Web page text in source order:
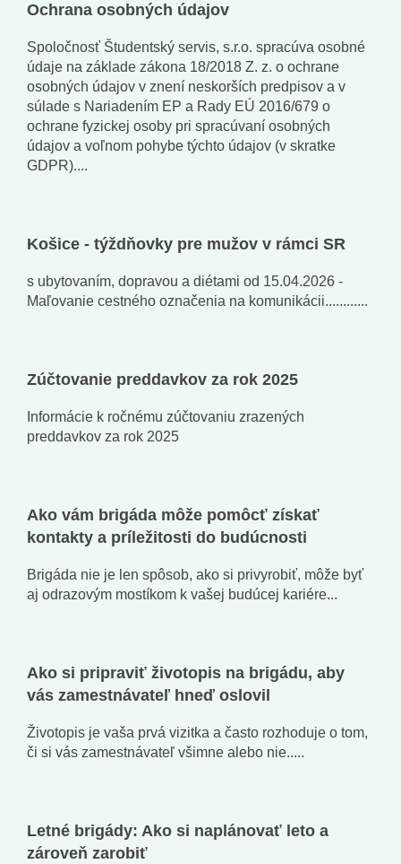
Ochrana osobných údajov
Spoločnosť Študentský servis, s.r.o. spracúva osobné
údaje na základe zákona 18/2018 Z. z. o ochrane
osobných údajov v znení neskorších predpisov a v
súlade s Nariadením EP a Rady EÚ 2016/679 o
ochrane fyzickej osoby pri spracúvaní osobných
údajov a voľnom pohybe týchto údajov (v skratke
GDPR)....
Košice - týždňovky pre mužov v rámci SR
s ubytovaním, dopravou a diétami od 15.04.2026 -
Maľovanie cestného označenia na komunikácii............
Zúčtovanie preddavkov za rok 2025
Informácie k ročnému zúčtovaniu zrazených
preddavkov za rok 2025
Ako vám brigáda môže pomôcť získať
kontakty a príležitosti do budúcnosti
Brigáda nie je len spôsob, ako si privyrobiť, môže byť
aj odrazovým mostíkom k vašej budúcej kariére...
Ako si pripraviť životopis na brigádu, aby
vás zamestnávateľ hneď oslovil
Životopis je vaša prvá vizitka a často rozhoduje o tom,
či si vás zamestnávateľ všimne alebo nie.....
Letné brigády: Ako si naplánovať leto a
zároveň zarobiť